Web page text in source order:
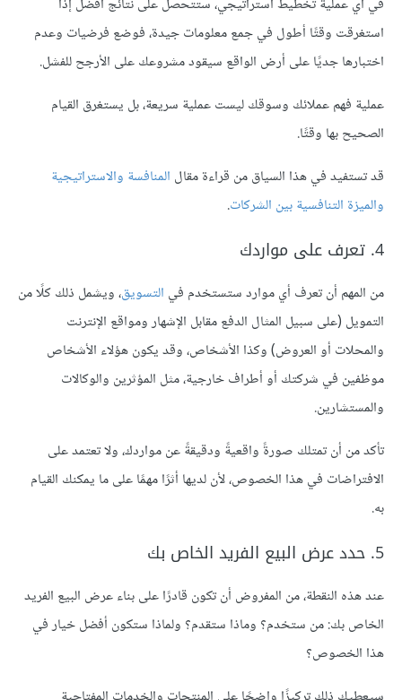
في أي عملية تخطيط استراتيجي، ستتحصل على نتائج أفضل إذا
استغرقت وقتًا أطول في جمع معلومات جيدة، فوضع فرضيات وعدم
اختبارها جديًا على أرض الواقع سيقود مشروعك على الأرجح للفشل.
عملية فهم عملائك وسوقك ليست عملية سريعة، بل يستغرق القيام
الصحيح بها وقتًا.
قد تستفيد في هذا السياق من قراءة مقال المنافسة والاستراتيجية
والميزة التنافسية بين الشركات.
4. تعرف على مواردك
من المهم أن تعرف أي موارد ستستخدم في التسويق، ويشمل ذلك كلًا من
التمويل (على سبيل المثال الدفع مقابل الإشهار ومواقع الإنترنت
والمحلات أو العروض) وكذا الأشخاص، وقد يكون هؤلاء الأشخاص
موظفين في شركتك أو أطراف خارجية، مثل المؤثرين والوكالات
والمستشارين.
تأكد من أن تمتلك صورةً واقعيةً ودقيقةً عن مواردك، ولا تعتمد على
الافتراضات في هذا الخصوص، لأن لديها أثرًا مهمًا على ما يمكنك القيام
به.
5. حدد عرض البيع الفريد الخاص بك
عند هذه النقطة، من المفروض أن تكون قادرًا على بناء عرض البيع الفريد
الخاص بك: من ستخدم؟ وماذا ستقدم؟ ولماذا ستكون أفضل خيار في
هذا الخصوص؟